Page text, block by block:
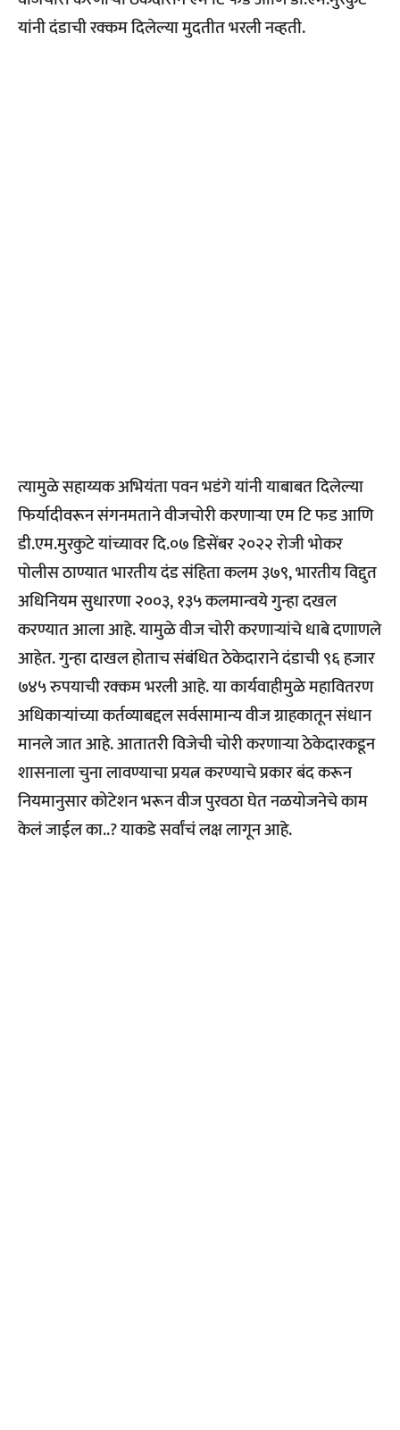
यांनी दंडाची रक्कम दिलेल्या मुदतीत भरली नव्हती.
त्यामुळे सहाय्यक अभियंता पवन भडंगे यांनी याबाबत दिलेल्या
फिर्यादीवरून संगनमताने वीजचोरी करणाऱ्या एम टि फड आणि
डी.एम.मुरकुटे यांच्यावर दि.०७ डिसेंबर २०२२ रोजी भोकर
पोलीस ठाण्यात भारतीय दंड संहिता कलम ३७९, भारतीय विद्दुत
अधिनियम सुधारणा २००३, १३५ कलमान्वये गुन्हा दखल
करण्यात आला आहे. यामुळे वीज चोरी करणाऱ्यांचे धाबे दणाणले
आहेत. गुन्हा दाखल होताच संबंधित ठेकेदाराने दंडाची ९६ हजार
७४५ रुपयाची रक्कम भरली आहे. या कार्यवाहीमुळे महावितरण
अधिकाऱ्यांच्या कर्तव्याबद्दल सर्वसामान्य वीज ग्राहकातून संधान
मानले जात आहे. आतातरी विजेची चोरी करणाऱ्या ठेकेदारकडून
शासनाला चुना लावण्याचा प्रयत्न करण्याचे प्रकार बंद करून
नियमानुसार कोटेशन भरून वीज पुरवठा घेत नळयोजनेचे काम
केलं जाईल का..? याकडे सर्वांचं लक्ष लागून आहे.